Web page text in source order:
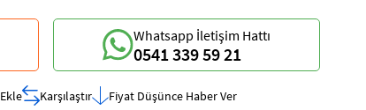
Whatsapp İletişim Hattı
0541 339 59 21
Karşılaştır Fiyat Düşünce Haber Ver